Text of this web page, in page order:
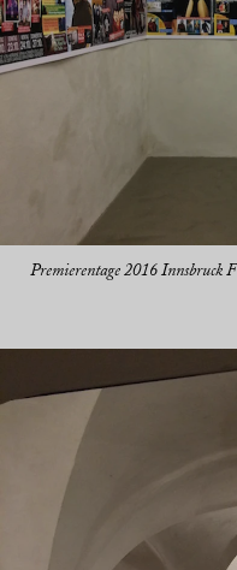
Premierentage 2016 Innsbruck